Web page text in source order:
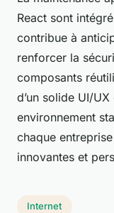
React sont
contribue à
renforcer la
composants
d’un solide UI/
environnement
chaque
innovantes et
Internet